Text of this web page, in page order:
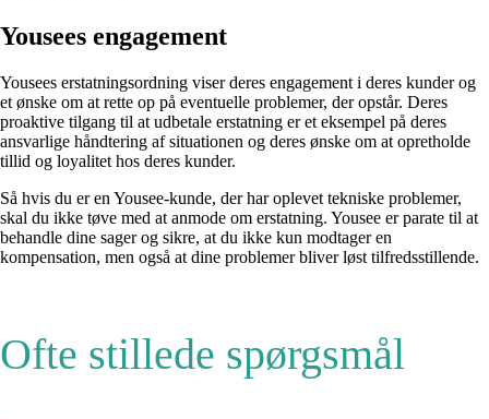
Yousees engagement
Yousees erstatningsordning viser deres engagement i deres kunder og
et ønske om at rette op på eventuelle problemer, der opstår. Deres
proaktive tilgang til at udbetale erstatning er et eksempel på deres
ansvarlige håndtering af situationen og deres ønske om at opretholde
tillid og loyalitet hos deres kunder.
Så hvis du er en Yousee-kunde, der har oplevet tekniske problemer,
skal du ikke tøve med at anmode om erstatning. Yousee er parate til at
behandle dine sager og sikre, at du ikke kun modtager en
kompensation, men også at dine problemer bliver løst tilfredsstillende.
Ofte stillede spørgsmål